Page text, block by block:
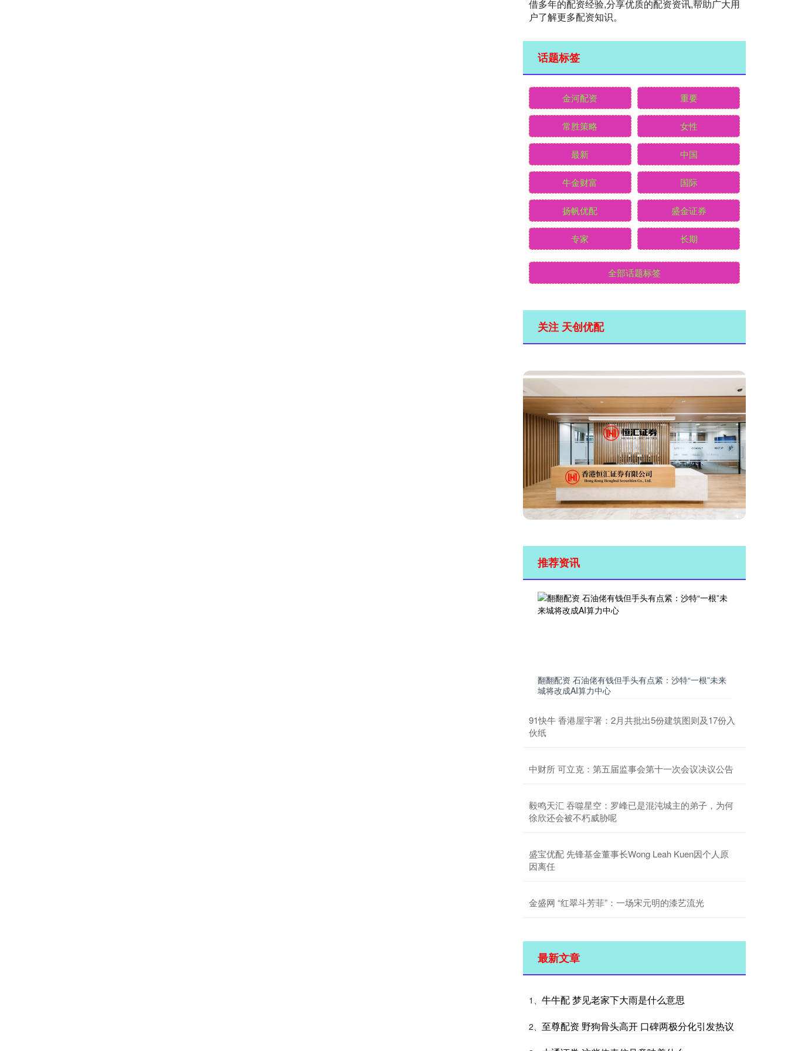
借多年的配资经验,分享优质的配资资讯,帮助广大用
户了解更多配资知识。
话题标签
金河配资 重要
常胜策略 女性
最新 中国
牛金财富 国际
扬帆优配 盛金证券
专家 长期
全部话题标签
关注 天创优配
推荐资讯
翻翻配资 石油佬有钱但手头有点紧：沙特“一根”未来
城将改成AI算力中心
91快牛 香港屋宇署：2月共批出5份建筑图则及17份入
伙纸
中财所 可立克：第五届监事会第十一次会议决议公告
毅鸣天汇 吞噬星空：罗峰已是混沌城主的弟子，为何
徐欣还会被不朽威胁呢
盛宝优配 先锋基金董事长Wong Leah Kuen因个人原
因离任
金盛网 “红翠斗芳菲”：一场宋元明的漆艺流光
最新文章
1、 牛牛配 梦见老家下大雨是什么意思
2、 至尊配资 野狗骨头高开 口碑两极分化引发热议